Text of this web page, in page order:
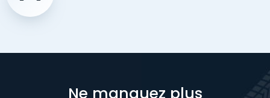
Ne manquez plus